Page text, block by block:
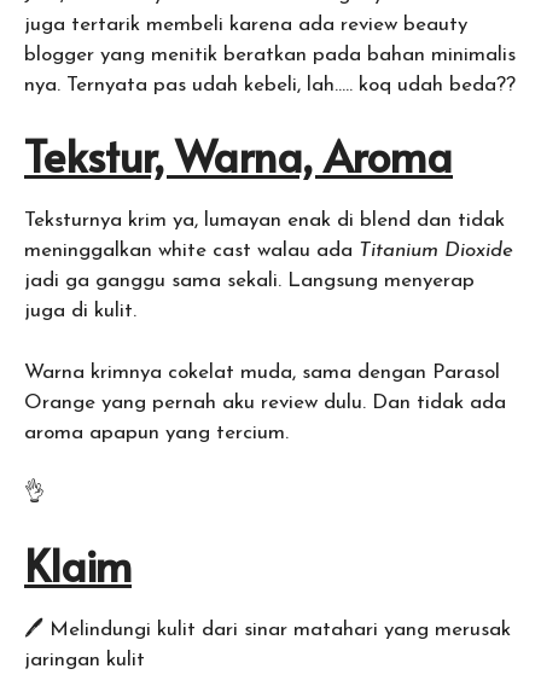
juga tertarik membeli karena ada review beauty
blogger yang menitik beratkan pada bahan minimalis
nya. Ternyata pas udah kebeli, lah….. koq udah beda??
Tekstur, Warna, Aroma
Teksturnya krim ya, lumayan enak di blend dan tidak
meninggalkan white cast walau ada Titanium Dioxide
jadi ga ganggu sama sekali. Langsung menyerap
juga di kulit.
Warna krimnya cokelat muda, sama dengan Parasol
Orange yang pernah aku review dulu. Dan tidak ada
aroma apapun yang tercium.
👌
Klaim
🖊 Melindungi kulit dari sinar matahari yang merusak
jaringan kulit